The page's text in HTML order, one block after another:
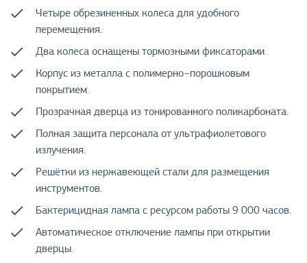
Четыре обрезиненных колеса для удобного
перемещения.
Два колеса оснащены тормозными фиксаторами.
Корпус из металла с полимерно−порошковым
покрытием.
Прозрачная дверца из тонированного поликарбоната.
Полная защита персонала от ультрафиолетового
излучения.
Решётки из нержавеющей стали для размещения
инструментов.
Бактерицидная лампа с ресурсом работы 9 000 часов.
Автоматическое отключение лампы при открытии
дверцы.